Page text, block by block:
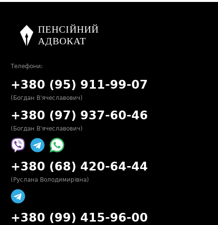
Телефони:
+380 (95) 911-99-07
(Богдан В'ячеславович)
+380 (97) 937-60-46
(Богдан В'ячеславович)
+380 (68) 420-64-44
(Руслана Володимирівна)
+380 (99) 415-96-00